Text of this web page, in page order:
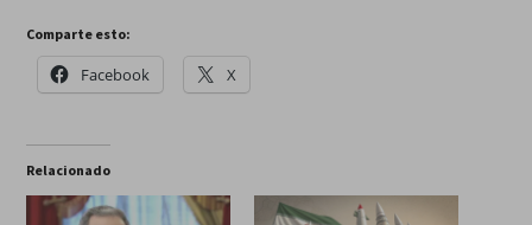
Comparte esto:
Facebook X
Relacionado